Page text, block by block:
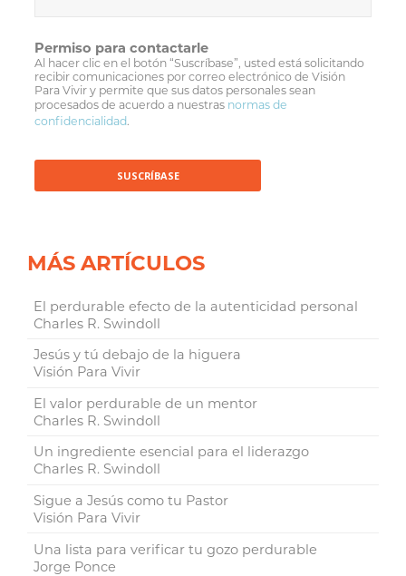
Permiso para contactarle
Al hacer clic en el botón “Suscríbase”, usted está solicitando
recibir comunicaciones por correo electrónico de Visión
Para Vivir y permite que sus datos personales sean
procesados de acuerdo a nuestras normas de
confidencialidad.
MÁS ARTÍCULOS
El perdurable efecto de la autenticidad personal
Charles R. Swindoll
Jesús y tú debajo de la higuera
Visión Para Vivir
El valor perdurable de un mentor
Charles R. Swindoll
Un ingrediente esencial para el liderazgo
Charles R. Swindoll
Sigue a Jesús como tu Pastor
Visión Para Vivir
Una lista para verificar tu gozo perdurable
Jorge Ponce